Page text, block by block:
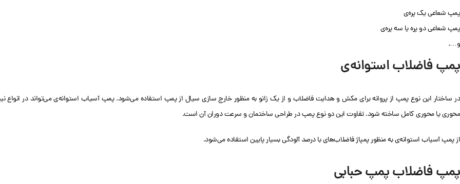
پمپ شعاعی یک پره‌ی
پمپ شعاعی دو پره‌ یا سه پره‌ی
و….
پمپ فاضلاب استوانه‌ی
در ساختار این نوع پمپ از پروانه‌ برای مکش و هدایت فاضلاب و از یک زانو به منظور خارج سازی سیال از پمپ استفاده می‌شود. پمپ آسیاب استوانه‌ی می‌تواند در انواع
محوری یا محوری کامل ساخته شود. تفاوت این دو نوع پمپ در طراحی ساختمان و سرعت دوران آن است.
از پمپ آسیاب استوانه‌ی به منظور پمپاژ فاضلاب‌های با درصد آلودگی بسیار پایین استفاده می‌شود.
پمپ فاضلاب پمپ حبابی